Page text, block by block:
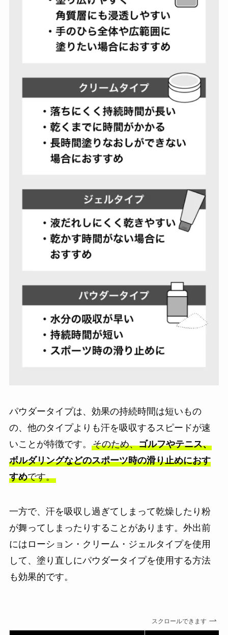
パウダータイプは、効果の持続時間は短いもの
の、他のタイプよりも汗を吸収するスピードが速
いことが特徴です。 そのため、ゴルフやテニス、
ボルダリングなどのスポーツ時の滑り止めにおす
すめです。
一方で、汗を吸収し過ぎてしまって乾燥したり粉
が舞ってしまったりすることがあります。外出前
にはローション・クリーム・ジェルタイプを使用
して、塗り直しにパウダータイプを使用する方法
も効果的です。
スクロールできます